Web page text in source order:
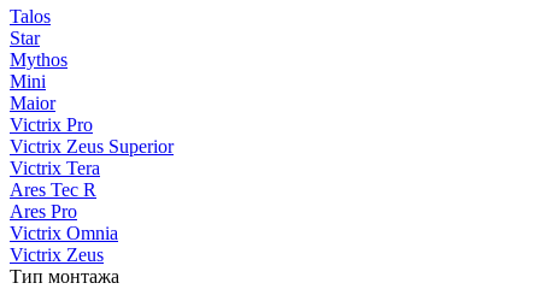
Talos
Star
Mythos
Mini
Maior
Victrix Pro
Victrix Zeus Superior
Victrix Tera
Ares Tec R
Ares Pro
Victrix Omnia
Victrix Zeus
Тип монтажа